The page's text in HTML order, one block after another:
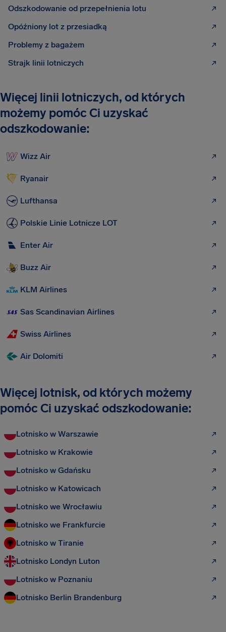
Odszkodowanie od przepełnienia lotu
Opóźniony lot z przesiadką
Problemy z bagażem
Strajk linii lotniczych
Więcej linii lotniczych, od których
możemy pomóc Ci uzyskać
odszkodowanie:
Wizz Air
Ryanair
Lufthansa
Polskie Linie Lotnicze LOT
Enter Air
Buzz Air
KLM Airlines
Sas Scandinavian Airlines
Swiss Airlines
Air Dolomiti
Więcej lotnisk, od których możemy
pomóc Ci uzyskać odszkodowanie:
Lotnisko w Warszawie
Lotnisko w Krakowie
Lotnisko w Gdańsku
Lotnisko w Katowicach
Lotnisko we Wrocławiu
Lotnisko we Frankfurcie
Lotnisko w Tiranie
Lotnisko Londyn Luton
Lotnisko w Poznaniu
Lotnisko Berlin Brandenburg